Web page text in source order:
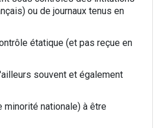
ou de journaux tenus en
étatique (et pas reçue en
souvent et également
minorité nationale) à être